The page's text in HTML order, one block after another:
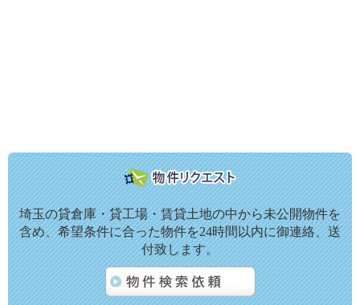
埼玉の貸倉庫・貸工場・賃貸土地の中から未公開物件を
含め、希望条件に合った物件を24時間以内に御連絡、送
付致します。